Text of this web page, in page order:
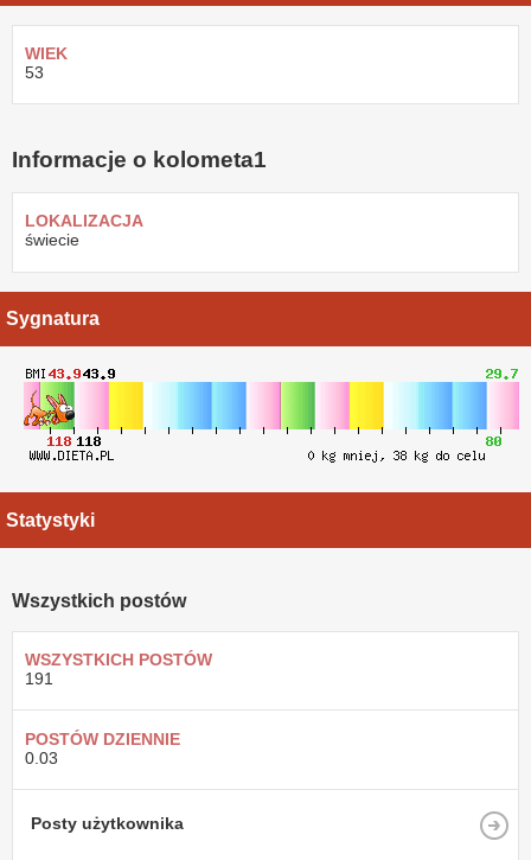
WIEK
53
Informacje o kolometa1
LOKALIZACJA
świecie
Sygnatura
Statystyki
Wszystkich postów
WSZYSTKICH POSTÓW
191
POSTÓW DZIENNIE
0.03
Posty użytkownika